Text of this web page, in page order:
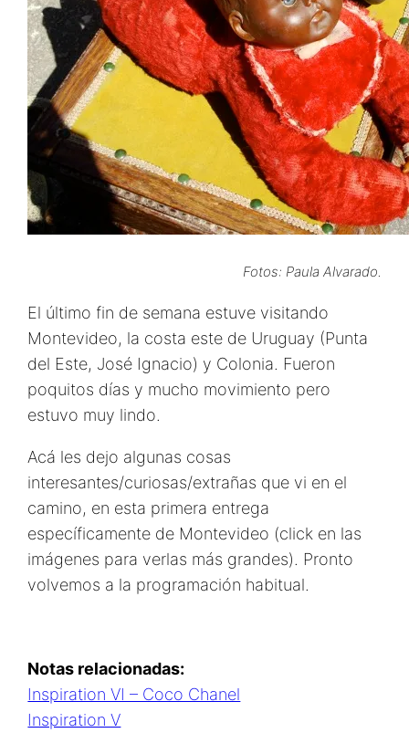
Fotos: Paula Alvarado.
El último fin de semana estuve visitando
Montevideo, la costa este de Uruguay (Punta
del Este, José Ignacio) y Colonia. Fueron
poquitos días y mucho movimiento pero
estuvo muy lindo.
Acá les dejo algunas cosas
interesantes/curiosas/extrañas que vi en el
camino, en esta primera entrega
específicamente de Montevideo (click en las
imágenes para verlas más grandes). Pronto
volvemos a la programación habitual.
Notas relacionadas:
Inspiration VI – Coco Chanel
Inspiration V